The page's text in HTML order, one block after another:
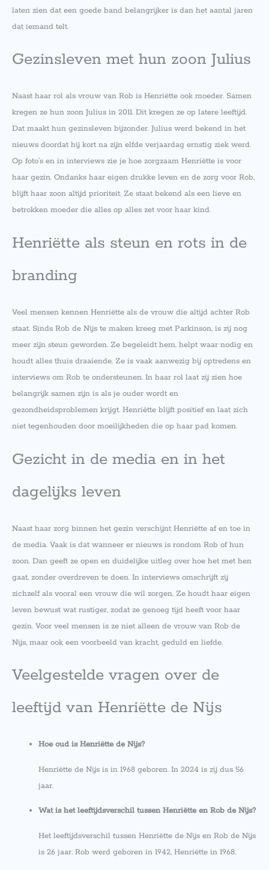
laten zien dat een goede band belangrijker is dan het aantal jaren
dat iemand telt.
Gezinsleven met hun zoon Julius
Naast haar rol als vrouw van Rob is Henriëtte ook moeder. Samen
kregen ze hun zoon Julius in 2011. Dit kregen ze op latere leeftijd.
Dat maakt hun gezinsleven bijzonder. Julius werd bekend in het
nieuws doordat hij kort na zijn elfde verjaardag ernstig ziek werd.
Op foto’s en in interviews zie je hoe zorgzaam Henriëtte is voor
haar gezin. Ondanks haar eigen drukke leven en de zorg voor Rob,
blijft haar zoon altijd prioriteit. Ze staat bekend als een lieve en
betrokken moeder die alles op alles zet voor haar kind.
Henriëtte als steun en rots in de
branding
Veel mensen kennen Henriëtte als de vrouw die altijd achter Rob
staat. Sinds Rob de Nijs te maken kreeg met Parkinson, is zij nog
meer zijn steun geworden. Ze begeleidt hem, helpt waar nodig en
houdt alles thuis draaiende. Ze is vaak aanwezig bij optredens en
interviews om Rob te ondersteunen. In haar rol laat zij zien hoe
belangrijk samen zijn is als je ouder wordt en
gezondheidsproblemen krijgt. Henriëtte blijft positief en laat zich
niet tegenhouden door moeilijkheden die op haar pad komen.
Gezicht in de media en in het
dagelijks leven
Naast haar zorg binnen het gezin verschijnt Henriëtte af en toe in
de media. Vaak is dat wanneer er nieuws is rondom Rob of hun
zoon. Dan geeft ze open en duidelijke uitleg over hoe het met hen
gaat, zonder overdreven te doen. In interviews omschrijft zij
zichzelf als vooral een vrouw die wil zorgen. Ze houdt haar eigen
leven bewust wat rustiger, zodat ze genoeg tijd heeft voor haar
gezin. Voor veel mensen is ze niet alleen de vrouw van Rob de
Nijs, maar ook een voorbeeld van kracht, geduld en liefde.
Veelgestelde vragen over de
leeftijd van Henriëtte de Nijs
Hoe oud is Henriëtte de Nijs?
Henriëtte de Nijs is in 1968 geboren. In 2024 is zij dus 56
jaar.
Wat is het leeftijdsverschil tussen Henriëtte en Rob de Nijs?
Het leeftijdsverschil tussen Henriëtte de Nijs en Rob de Nijs
is 26 jaar. Rob werd geboren in 1942, Henriëtte in 1968.